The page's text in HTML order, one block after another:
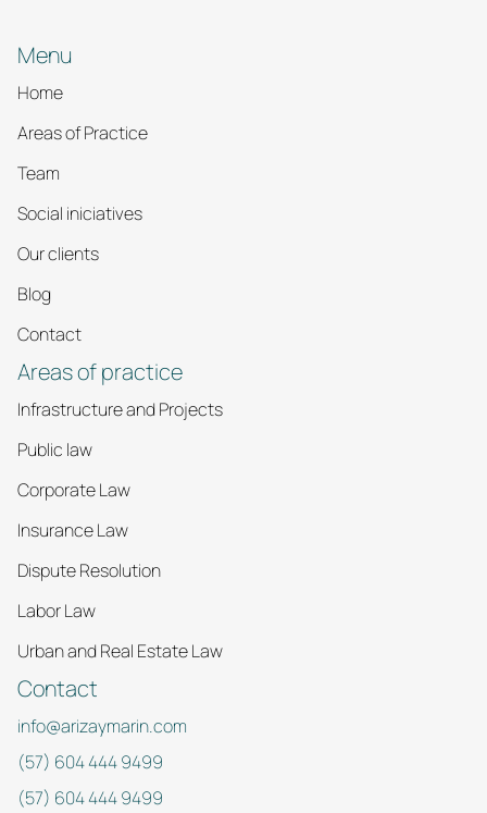
Menu
Home
Areas of Practice
Team
Social iniciatives
Our clients
Blog
Contact
Areas of practice
Infrastructure and Projects
Public law
Corporate Law
Insurance Law
Dispute Resolution
Labor Law
Urban and Real Estate Law
Contact
info@arizaymarin.com
(57) 604 444 9499
(57) 604 444 9499